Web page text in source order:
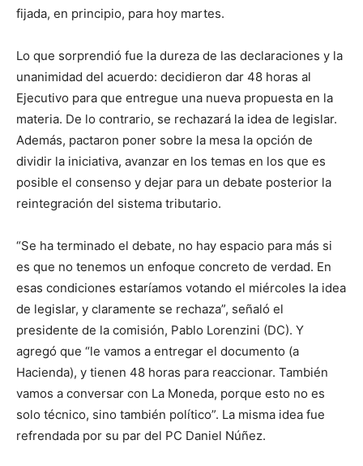
fijada, en principio, para hoy martes.
Lo que sorprendió fue la dureza de las declaraciones y la
unanimidad del acuerdo: decidieron dar 48 horas al
Ejecutivo para que entregue una nueva propuesta en la
materia. De lo contrario, se rechazará la idea de legislar.
Además, pactaron poner sobre la mesa la opción de
dividir la iniciativa, avanzar en los temas en los que es
posible el consenso y dejar para un debate posterior la
reintegración del sistema tributario.
“Se ha terminado el debate, no hay espacio para más si
es que no tenemos un enfoque concreto de verdad. En
esas condiciones estaríamos votando el miércoles la idea
de legislar, y claramente se rechaza”, señaló el
presidente de la comisión, Pablo Lorenzini (DC). Y
agregó que “le vamos a entregar el documento (a
Hacienda), y tienen 48 horas para reaccionar. También
vamos a conversar con La Moneda, porque esto no es
solo técnico, sino también político”. La misma idea fue
refrendada por su par del PC Daniel Núñez.